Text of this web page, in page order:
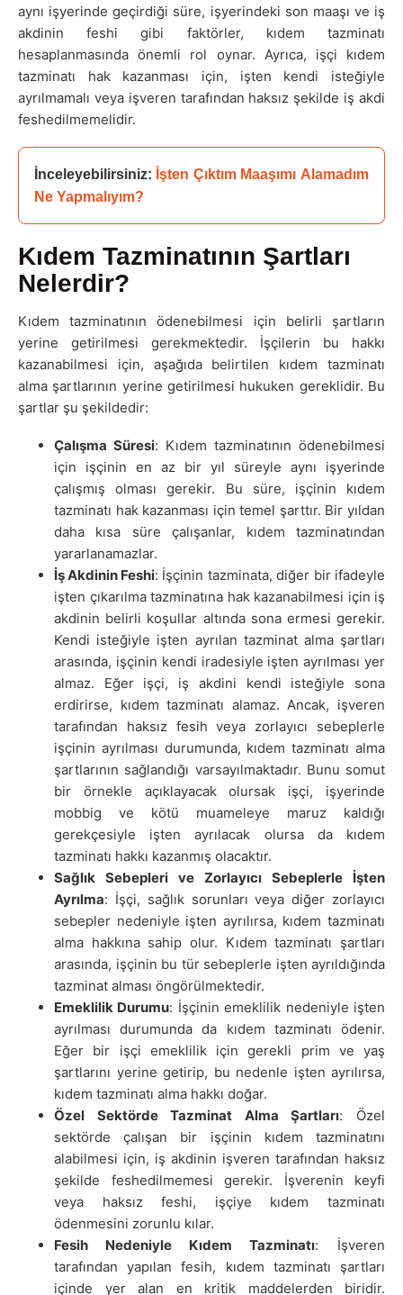
aynı işyerinde geçirdiği süre, işyerindeki son maaşı ve iş
akdinin feshi gibi faktörler, kıdem tazminatı
hesaplanmasında önemli rol oynar. Ayrıca, işçi kıdem
tazminatı hak kazanması için, işten kendi isteğiyle
ayrılmamalı veya işveren tarafından haksız şekilde iş akdi
feshedilmemelidir.
İnceleyebilirsiniz: İşten Çıktım Maaşımı Alamadım
Ne Yapmalıyım?
Kıdem Tazminatının Şartları
Nelerdir?
Kıdem tazminatının ödenebilmesi için belirli şartların
yerine getirilmesi gerekmektedir. İşçilerin bu hakkı
kazanabilmesi için, aşağıda belirtilen kıdem tazminatı
alma şartlarının yerine getirilmesi hukuken gereklidir. Bu
şartlar şu şekildedir:
Çalışma Süresi: Kıdem tazminatının ödenebilmesi
için işçinin en az bir yıl süreyle aynı işyerinde
çalışmış olması gerekir. Bu süre, işçinin kıdem
tazminatı hak kazanması için temel şarttır. Bir yıldan
daha kısa süre çalışanlar, kıdem tazminatından
yararlanamazlar.
İş Akdinin Feshi: İşçinin tazminata, diğer bir ifadeyle
işten çıkarılma tazminatına hak kazanabilmesi için iş
akdinin belirli koşullar altında sona ermesi gerekir.
Kendi isteğiyle işten ayrılan tazminat alma şartları
arasında, işçinin kendi iradesiyle işten ayrılması yer
almaz. Eğer işçi, iş akdini kendi isteğiyle sona
erdirirse, kıdem tazminatı alamaz. Ancak, işveren
tarafından haksız fesih veya zorlayıcı sebeplerle
işçinin ayrılması durumunda, kıdem tazminatı alma
şartlarının sağlandığı varsayılmaktadır. Bunu somut
bir örnekle açıklayacak olursak işçi, işyerinde
mobbig ve kötü muameleye maruz kaldığı
gerekçesiyle işten ayrılacak olursa da kıdem
tazminatı hakkı kazanmış olacaktır.
Sağlık Sebepleri ve Zorlayıcı Sebeplerle İşten
Ayrılma: İşçi, sağlık sorunları veya diğer zorlayıcı
sebepler nedeniyle işten ayrılırsa, kıdem tazminatı
alma hakkına sahip olur. Kıdem tazminatı şartları
arasında, işçinin bu tür sebeplerle işten ayrıldığında
tazminat alması öngörülmektedir.
Emeklilik Durumu: İşçinin emeklilik nedeniyle işten
ayrılması durumunda da kıdem tazminatı ödenir.
Eğer bir işçi emeklilik için gerekli prim ve yaş
şartlarını yerine getirip, bu nedenle işten ayrılırsa,
kıdem tazminatı alma hakkı doğar.
Özel Sektörde Tazminat Alma Şartları: Özel
sektörde çalışan bir işçinin kıdem tazminatını
alabilmesi için, iş akdinin işveren tarafından haksız
şekilde feshedilmemesi gerekir. İşverenin keyfi
veya haksız feshi, işçiye kıdem tazminatı
ödenmesini zorunlu kılar.
Fesih Nedeniyle Kıdem Tazminatı: İşveren
tarafından yapılan fesih, kıdem tazminatı şartları
içinde yer alan en kritik maddelerden biridir.